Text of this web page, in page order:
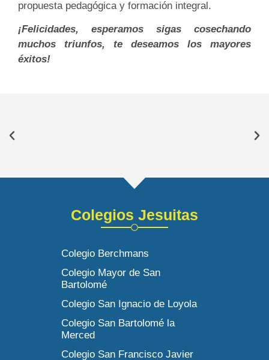
propuesta pedagógica y formación integral.
¡Felicidades, esperamos sigas cosechando
muchos triunfos, te deseamos los mayores
éxitos!
Colegios Jesuitas
Colegio Berchmans
Colegio Mayor de San
Bartolomé
Colegio San Ignacio de Loyola
Colegio San Bartolomé la
Merced
Colegio San Francisco Javier